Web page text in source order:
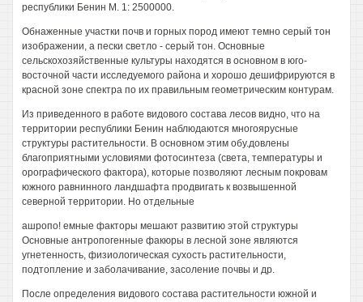
республики Бенин М. 1: 2500000.
Обнаженные участки почв и горных пород имеют темно серый тон
изображении, а пески светло - серый тон. Основные
сельскохозяйственные культуры находятся в основном в юго-
восточной части исследуемого района и хорошо дешифрируются в
красной зоне спектра по их правильным геометрическим контурам.
Из приведенного в работе видового состава лесов видно, что на
территории республики Бенин наблюдаются многоярусные
структуры растительности. В основном этим обу.довлены
благоприятными условиями фотосинтеза (света, температуры и
орографического фактора), которые позволяют лесным покровам
южного равнинного ландшафта продвигать к возвышенной
северной территории. Но отдельные
ашропо! емные факторы мешают развитию этой структуры
Основные антропогенные факюры в лесной зоне являются
угнетенность, физиологическая сухость растительности,
подтопление и заболачивание, засоление почвы и др.
После определения видового состава растительности южной и